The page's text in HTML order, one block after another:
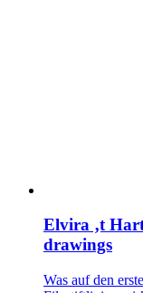
Elvira ‚t
drawings
Was auf den